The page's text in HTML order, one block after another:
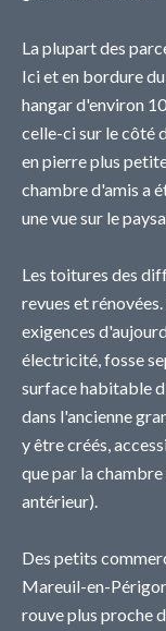
La plupart des
Ici et en bordure
hangar d'environ
celle-ci sur le côté
en pierre plus
chambre d'amis a
une vue sur le
Les toitures des
revues et
exigences
électricité, fosse
surface habitable
dans l'ancienne
y être créés,
que par la
antérieur).
Des petits
Mareuil-en-
rouve plus proche